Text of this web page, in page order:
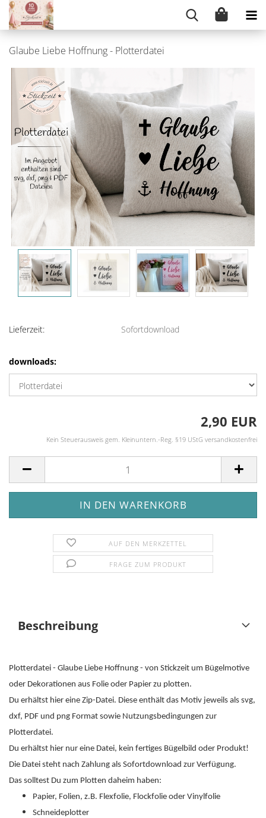
Glaube Liebe Hoffnung - Plotterdatei
Lieferzeit: Sofortdownload
downloads:
2,90 EUR
Kein Steuerausweis gem. Kleinuntern.-Reg. §19 UStG versandkostenfrei
AUF DEN MERKZETTEL
FRAGE ZUM PRODUKT
Beschreibung
Plotterdatei - Glaube Liebe Hoffnung - von Stickzeit um Bügelmotive
oder Dekorationen aus Folie oder Papier zu plotten.
Du erhältst hier eine Zip-Datei. Diese enthält das Motiv jeweils als svg,
dxf, PDF und png Format sowie Nutzungsbedingungen zur
Plotterdatei.
Du erhältst hier nur eine Datei, kein fertiges Bügelbild oder Produkt!
Die Datei steht nach Zahlung als Sofortdownload zur Verfügung.
Das solltest Du zum Plotten daheim haben:
Papier, Folien, z.B. Flexfolie, Flockfolie oder Vinylfolie
Schneideplotter